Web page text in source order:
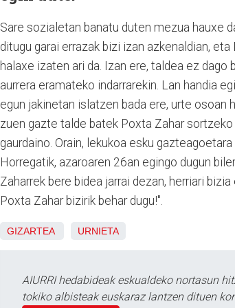
Sare sozialetan banatu duten mezua hauxe
ditugu garai errazak bizi izan azkenaldian,
halaxe izaten ari da. Izan ere, taldea ez
aurrera eramateko indarrarekin. Lan handia
egun jakinetan islatzen bada ere, urte osoan
zuen gazte talde batek Poxta Zahar
gaurdaino. Orain, lekukoa esku
Horregatik, azaroaren 26an egingo dugun
Zaharrek bere bidea jarrai dezan, herriari
Poxta Zahar bizirik behar dugu!".
GIZARTEA URNIETA
AIURRI hedabideak eskualdeko nortasun
tokiko albisteak euskaraz lantzen dituen